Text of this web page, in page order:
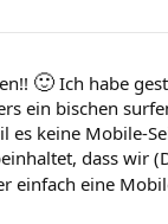
🙂 Ich habe
ein bischen
keine Mobile-
dass wir
einfach eine